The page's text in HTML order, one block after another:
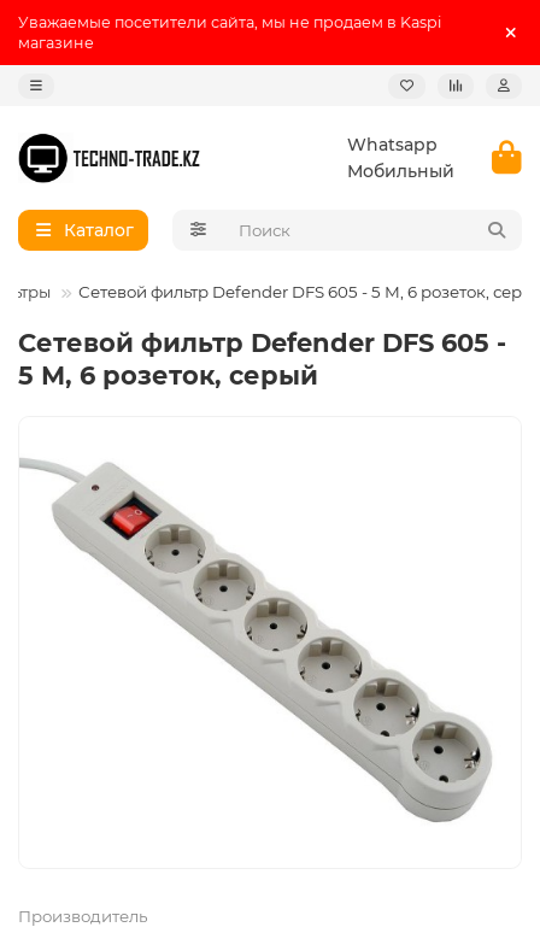
Уважаемые посетители сайта, мы не продаем в Kaspi
магазине
Whatsapp
Мобильный
Каталог
Сетевой фильтр Defender DFS 605 - 5 М, 6 розеток,
Сетевой фильтр Defender DFS 605 -
5 М, 6 розеток, серый
Производитель